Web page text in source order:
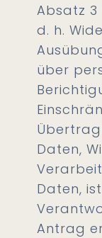
Absatz 3
d. h.
über
Daten,
Daten,
Antrag